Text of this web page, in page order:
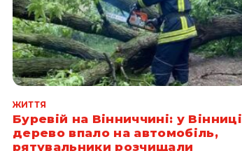
ЖИТТЯ
Буревій на Вінниччині: у Вінниці
дерево впало на автомобіль,
рятувальники розчищали